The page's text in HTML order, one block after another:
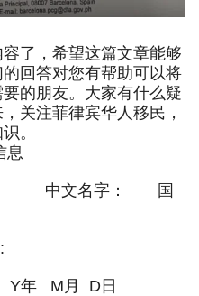
了，希望这篇文章能够
回答对您有帮助可以将
的朋友。大家有什么疑
关注菲律宾华人移民，
。
息
： 中文名字： 国
Y年 M月 D日